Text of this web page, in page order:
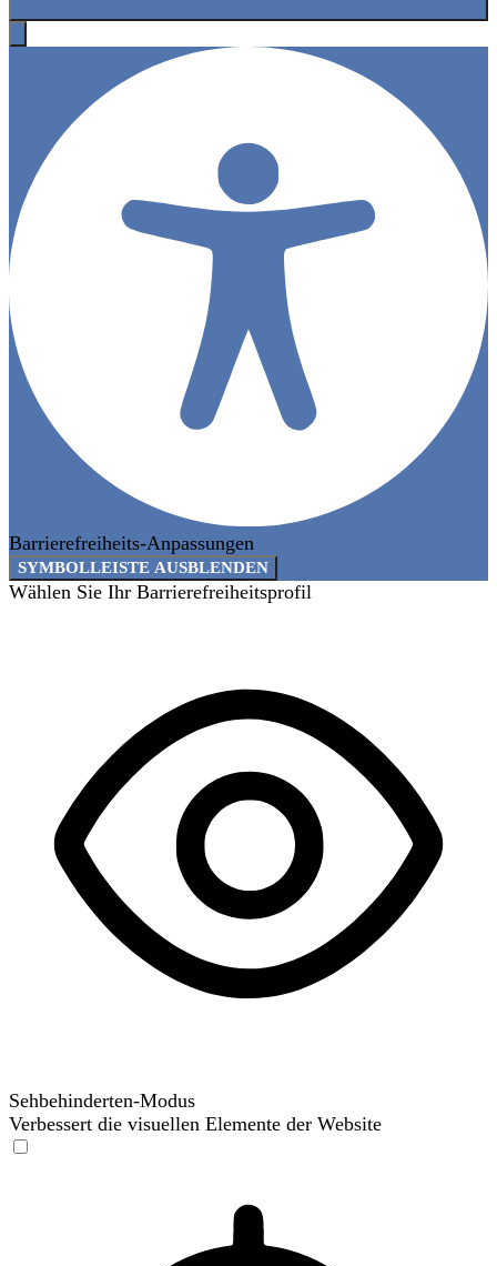
Barrierefreiheits-Anpassungen
SYMBOLLEISTE AUSBLENDEN
Wählen Sie Ihr Barrierefreiheitsprofil
Sehbehinderten-Modus
Verbessert die visuellen Elemente der Website